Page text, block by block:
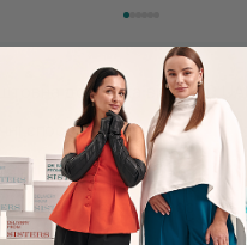
доставка від 3000 UAH
способи оплати
оригінальна косметика
бонусів та лояльності